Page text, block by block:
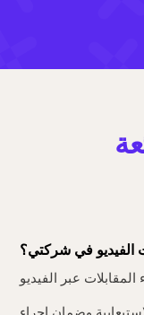
الفيديو في شركتي؟